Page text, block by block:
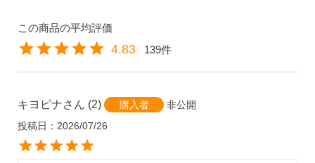
4.83 139
キヨピナ 2 購入者
非公開
投稿日
2026/07/26